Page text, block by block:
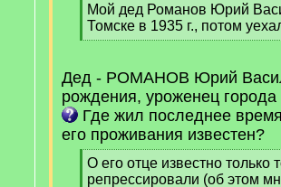
[
q
]
Мой дед Романов Юрий
Томске в 1935 г., потом
[
q
]
Дед - РОМАНОВ Юрий
рождения, уроженец города
Где жил последнее
его проживания известен?
[
q
О его отце известно только
репрессировали (об этом